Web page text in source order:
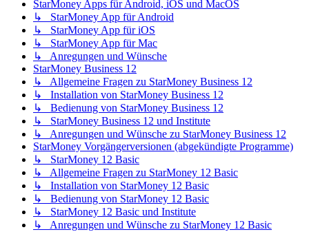
StarMoney Apps für Android, iOS und MacOS
↳ StarMoney App für Android
↳ StarMoney App für iOS
↳ StarMoney App für Mac
↳ Anregungen und Wünsche
StarMoney Business 12
↳ Allgemeine Fragen zu StarMoney Business 12
↳ Installation von StarMoney Business 12
↳ Bedienung von StarMoney Business 12
↳ StarMoney Business 12 und Institute
↳ Anregungen und Wünsche zu StarMoney Business 12
StarMoney Vorgängerversionen (abgekündigte Programme)
↳ StarMoney 12 Basic
↳ Allgemeine Fragen zu StarMoney 12 Basic
↳ Installation von StarMoney 12 Basic
↳ Bedienung von StarMoney 12 Basic
↳ StarMoney 12 Basic und Institute
↳ Anregungen und Wünsche zu StarMoney 12 Basic